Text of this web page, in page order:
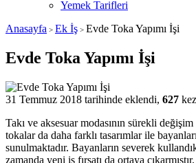
Yemek Tarifleri
Anasayfa > Ek İş > Evde Toka Yapımı İşi
Evde Toka Yapımı İşi
31 Temmuz 2018 tarihinde eklendi, 627
Takı ve aksesuar modasının sürekli
tokalar da daha farklı tasarımlar ile
sunulmaktadır. Bayanların severek
zamanda yeni iş fırsatı da ortaya